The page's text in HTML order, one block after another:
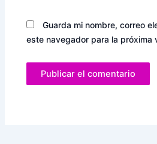
Guarda mi nombre, correo
este navegador para la próxima